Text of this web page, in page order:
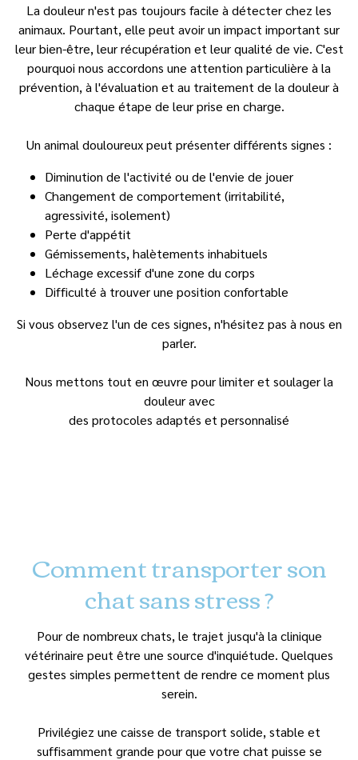
La douleur n'est pas toujours facile à détecter chez les
animaux. Pourtant, elle peut avoir un impact important sur
leur bien-être, leur récupération et leur qualité de vie. C'est
pourquoi nous accordons une attention particulière à la
prévention, à l'évaluation et au traitement de la douleur à
chaque étape de leur prise en charge.
Un animal douloureux peut présenter différents signes :
Diminution de l'activité ou de l'envie de jouer
Changement de comportement (irritabilité,
agressivité, isolement)
Perte d'appétit
Gémissements, halètements inhabituels
Léchage excessif d'une zone du corps
Difficulté à trouver une position confortable
Si vous observez l'un de ces signes, n'hésitez pas à nous en
parler.
Nous mettons tout en œuvre pour limiter et soulager la
douleur avec
des protocoles adaptés et personnalisé
Comment transporter son
chat sans stress ?
Pour de nombreux chats, le trajet jusqu'à la clinique
vétérinaire peut être une source d'inquiétude. Quelques
gestes simples permettent de rendre ce moment plus
serein.
Privilégiez une caisse de transport solide, stable et
suffisamment grande pour que votre chat puisse se